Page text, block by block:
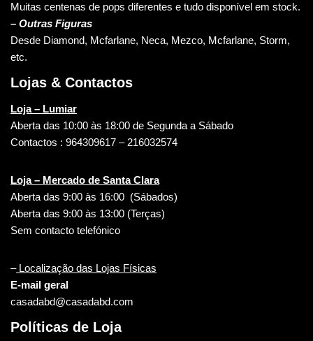
Muitas centenas de pops diferentes e tudo disponível em stock.
– Outras Figuras
Desde Diamond, Mcfarlane, Neca, Mezco, Mcfarlane, Storm,
etc.
Lojas & Contactos
Loja – Lumiar
Aberta das 10:00 às 18:00 de Segunda a Sábado
Contactos : 964309617 – 216032574
Loja – Mercado de Santa Clara
Aberta das 9:00 às 16:00 (Sábados)
Aberta das 9:00 às 13:00 (Terças)
Sem contacto telefónico
–Localização das Lojas Físicas
E-mail geral
casadabd@casadabd.com
Políticas de Loja